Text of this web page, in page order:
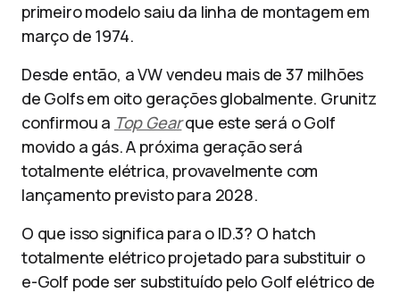
primeiro modelo saiu da linha de montagem em
março de 1974.
Desde então, a VW vendeu mais de 37 milhões
de Golfs em oito gerações globalmente. Grunitz
confirmou a Top Gearque este será o Golf
movido a gás. A próxima geração será
totalmente elétrica, provavelmente com
lançamento previsto para 2028.
O que isso significa para o ID.3? O hatch
totalmente elétrico projetado para substituir o
e-Golf pode ser substituído pelo Golf elétrico de